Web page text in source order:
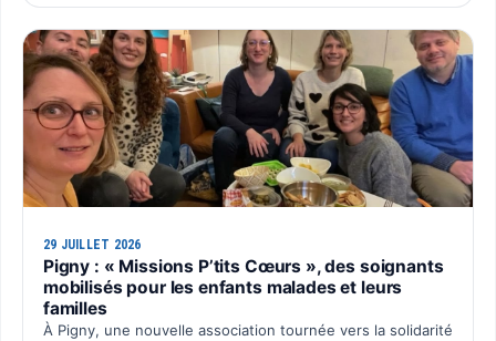
29 JUILLET 2026
Pigny : « Missions P’tits Cœurs », des soignants
mobilisés pour les enfants malades et leurs
familles
À Pigny, une nouvelle association tournée vers la solidarité